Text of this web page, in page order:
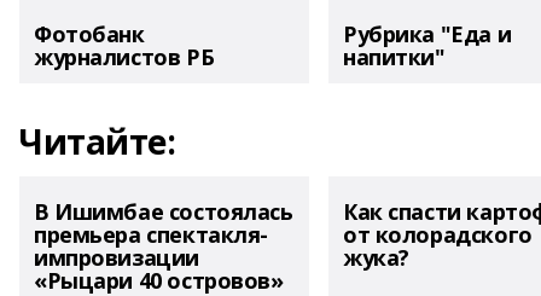
Фотобанк
журналистов РБ
Рубрика "Еда и
напитки"
Читайте:
В Ишимбае состоялась
премьера спектакля-
импровизации
«Рыцари 40 островов»
Как спасти
от колорадского
жука?